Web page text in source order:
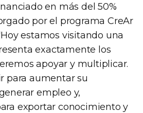
en más del 50%
por el programa CreAr
estamos visitando una
exactamente los
apoyar y multiplicar.
para aumentar su
empleo y,
exportar conocimiento y